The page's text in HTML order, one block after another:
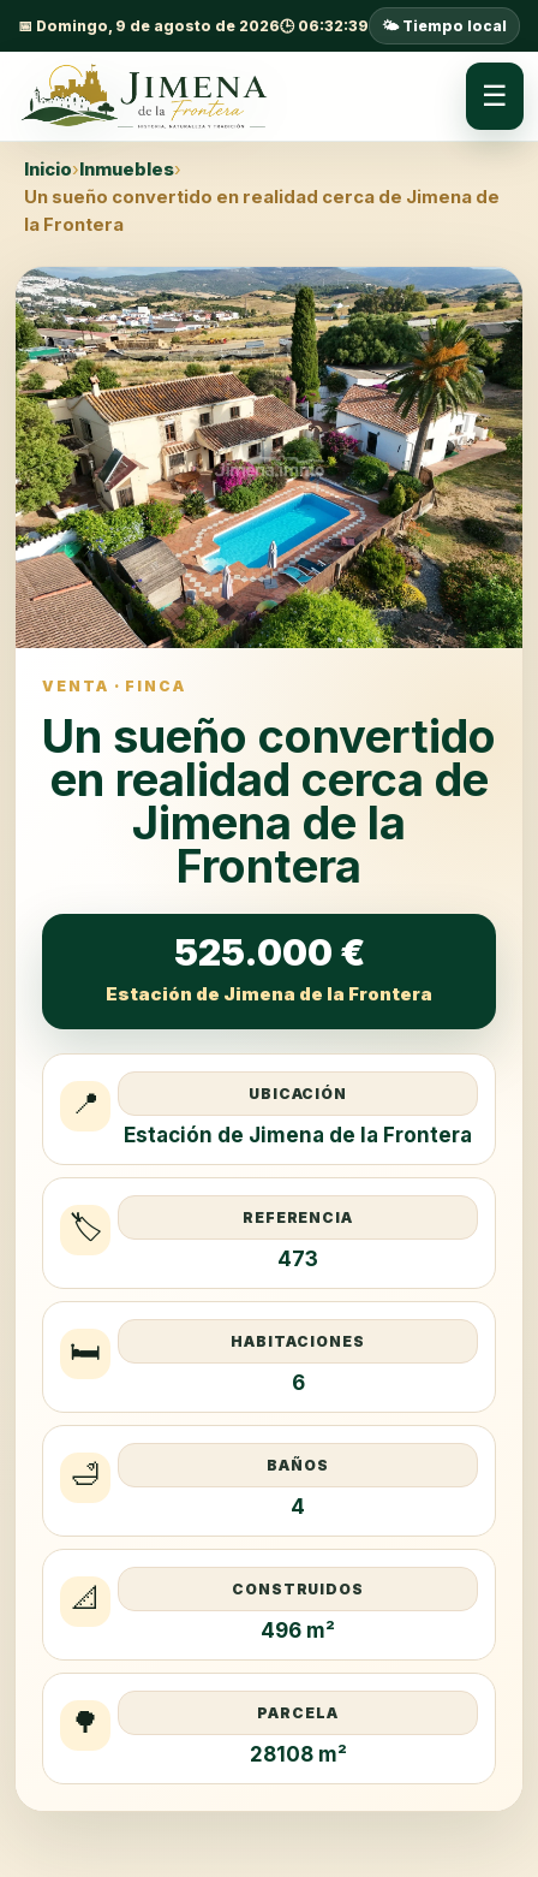
📅 Domingo, 9 de agosto de 2026🕒 06:32:41 🌤️ Tiempo local
☰
Inicio›Inmuebles›
Un sueño convertido en realidad cerca de Jimena de
la Frontera
VENTA · FINCA
Un sueño convertido
en realidad cerca de
Jimena de la
Frontera
525.000 €
Estación de Jimena de la Frontera
📍 UBICACIÓN
Estación de Jimena de la Frontera
🏷️ REFERENCIA
473
🛏️ HABITACIONES
6
🛁 BAÑOS
4
📐 CONSTRUIDOS
496 m²
🌳 PARCELA
28108 m²